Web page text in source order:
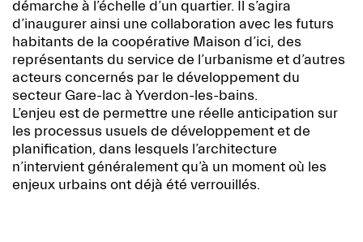
démarche à l’échelle d’un quartier. Il s’agira
d’inaugurer ainsi une collaboration avec les futurs
habitants de la coopérative Maison d’ici, des
représentants du service de l’urbanisme et d’autres
acteurs concernés par le développement du
secteur Gare-lac à Yverdon-les-bains.
L’enjeu est de permettre une réelle anticipation sur
les processus usuels de développement et de
planification, dans lesquels l’architecture
n’intervient généralement qu’à un moment où les
enjeux urbains ont déjà été verrouillés.